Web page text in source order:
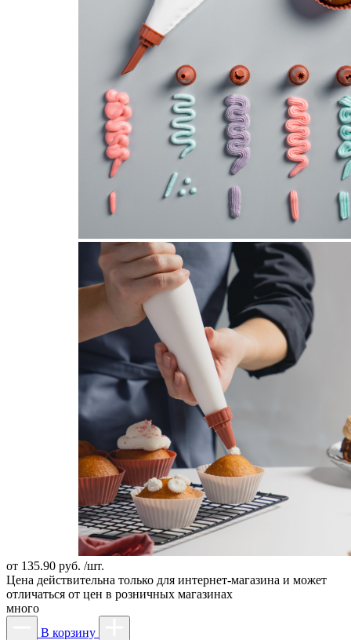
от 135.90 руб. /шт.
Цена действительна только для интернет-магазина и может
отличаться от цен в розничных магазинах
много
В корзину